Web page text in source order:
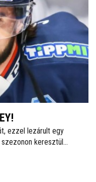
ezzel lezárult egy
szezonon keresztül
egyik meghatározó
egyik kedvencévé vált.